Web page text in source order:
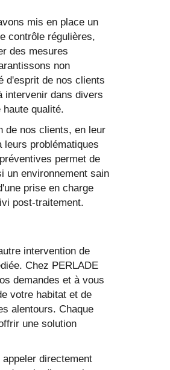
mis en place un
contrôle régulières,
des mesures
non
d'esprit de nos clients
intervenir dans divers
qualité.
de nos clients, en leur
problématiques
permet de
un environnement sain
prise en charge
post-traitement.
intervention de
Chez PERLADE
demandes et à vous
votre habitat et de
alentours. Chaque
une solution
directement